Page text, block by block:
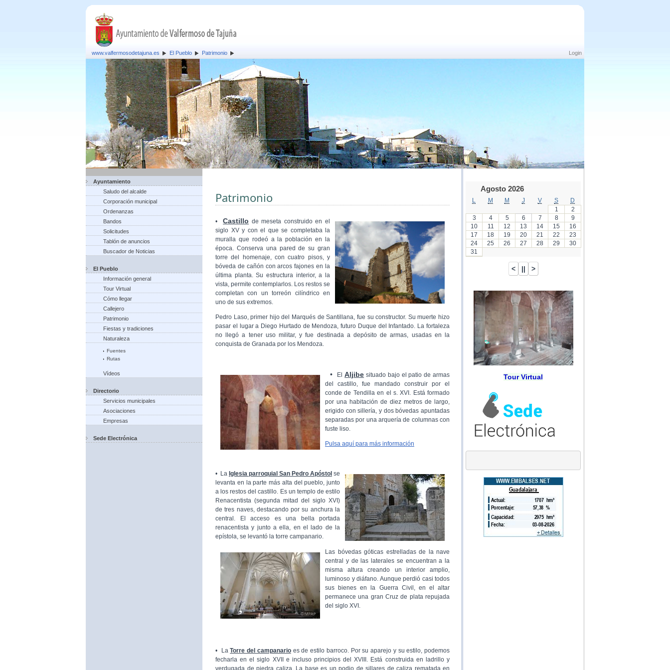
Login
www.valfermosodetajuna.es El Pueblo Patrimonio
Ayuntamiento
Saludo del alcalde
Corporación municipal
Ordenanzas
Bandos
Solicitudes
Tablón de anuncios
Buscador de Noticias
El Pueblo
Información general
Tour Virtual
Cómo llegar
Callejero
Patrimonio
Fiestas y tradiciones
Naturaleza
Fuentes
Rutas
Vídeos
Directorio
Servicios municipales
Asociaciones
Empresas
Sede Electrónica
Patrimonio
•Castillo de meseta construido en el
siglo XV y con el que se completaba la
muralla que rodeó a la población en la
época. Conserva una pared de su gran
torre del homenaje, con cuatro pisos, y
bóveda de cañón con arcos fajones en la
última planta. Su estructura interior, a la
vista, permite contemplarlos. Los restos se
completan con un torreón cilíndrico en
uno de sus extremos.
Pedro Laso, primer hijo del Marqués de Santillana, fue su constructor. Su muerte hizo
pasar el lugar a Diego Hurtado de Mendoza, futuro Duque del Infantado. La fortaleza
no llegó a tener uso militar, y fue destinada a depósito de armas, usadas en la
conquista de Granada por los Mendoza.
• ElAljibe situado bajo el patio de armas
del castillo, fue mandado construir por el
conde de Tendilla en el s. XVI. Está formado
por una habitación de diez metros de largo,
erigido con sillería, y dos bóvedas apuntadas
separadas por una arquería de columnas con
fuste liso.
Pulsa aquí para más información
• La Iglesia parroquial San Pedro Apóstol se
levanta en la parte más alta del pueblo, junto
a los restos del castillo. Es un templo de estilo
Renacentista (segunda mitad del siglo XVI)
de tres naves, destacando por su anchura la
central. El acceso es una bella portada
renacentista y junto a ella, en el lado de la
epístola, se levantó la torre campanario.
Las bóvedas góticas estrelladas de la nave
central y de las laterales se encuentran a la
misma altura creando un interior amplio,
luminoso y diáfano. Aunque perdió casi todos
sus bienes en la Guerra Civil, en el altar
permanece una gran Cruz de plata repujada
del siglo XVI.
• LaTorre del campanarioes de estilo barroco. Por su aparejo y su estilo, podemos
fecharla en el siglo XVII e incluso principios del XVIII. Está construida en ladrillo y
Agosto 2026
M M J V S
D
1
2
3
4 5 6 7 8
9
10
11 12 13 14 15
16
17
18 19 20 21 22
23
24
25 26 27 28 29
30
31
Tour Virtual